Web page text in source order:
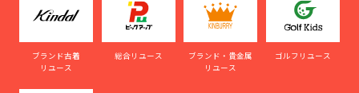
ブランド古着
リユース
総合リユース
ブランド・貴金属
リユース
ゴルフリユース